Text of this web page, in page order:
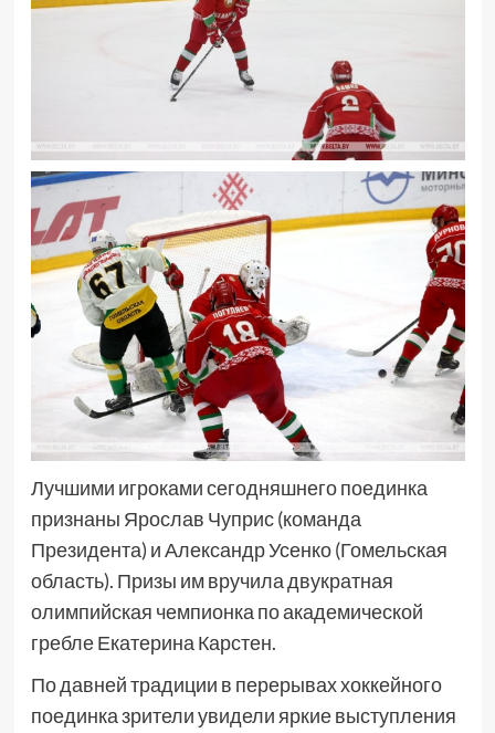
Лучшими игроками сегодняшнего поединка
признаны Ярослав Чуприс (команда
Президента) и Александр Усенко (Гомельская
область). Призы им вручила двукратная
олимпийская чемпионка по академической
гребле Екатерина Карстен.
По давней традиции в перерывах хоккейного
поединка зрители увидели яркие выступления